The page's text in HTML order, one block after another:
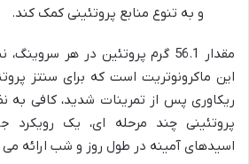
و به تنوع منابع پروتئینی کمک کند.
مقدار 56.1 گرم پروتئین در هر
این ماکرونوتریت است که برای سنتز
ریکاوری پس از تمرینات شدید، کافی به
پروتئینی چند مرحله ای، یک رویکرد
اسیدهای آمینه در طول روز و شب ارائه